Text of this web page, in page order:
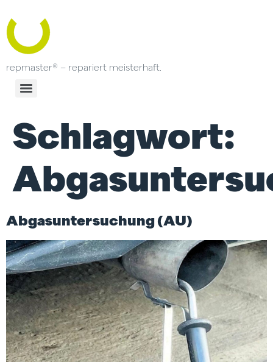
repmaster® – repariert meisterhaft.
Schlagwort:
Abgasuntersuchung (AU)